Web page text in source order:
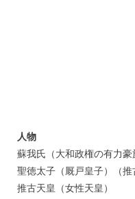
人物
蘇我氏（大和政権の有力豪
聖徳太子（厩戸皇子）（推
推古天皇（女性天皇）